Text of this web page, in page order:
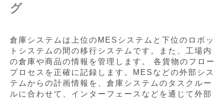
グ
倉庫システムは上位のMESシステムと下位のロボッ
トシステムの間の移行システムです。
また、工場内
の倉庫や商品の情報を管理します。 各貨物のフロー
プロセスを正確に記録します。
MESなどの外部シス
テムからの計画情報を、倉庫システムのタスクルー
ルに合わせて、インターフェースなどを通じて外部